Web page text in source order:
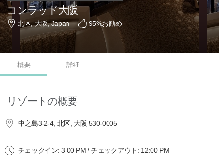
コンラッド大阪
北区, 大阪, Japan 95%お勧め
概要 詳細
リゾートの概要
中之島3-2-4, 北区, 大阪 530-0005
チェックイン: 3:00 PM / チェックアウト: 12:00 PM